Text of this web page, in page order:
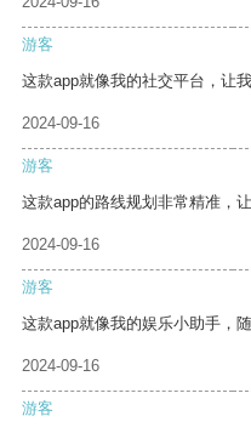
游客
这款app就像我的社交平台，让
2024-09-16
游客
这款app的路线规划非常精准，
2024-09-16
游客
这款app就像我的娱乐小助手，
2024-09-16
游客